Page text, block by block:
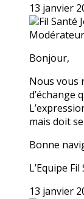
13 janvier
Fil Santé
Bonjour,
Nous vous
d’échange
mais doit
Bonne
L’Equipe
13 janvier